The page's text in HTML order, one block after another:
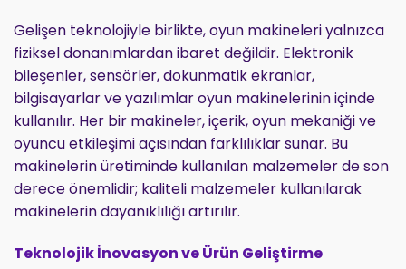
Gelişen teknolojiyle birlikte, oyun makineleri yalnızca
fiziksel donanımlardan ibaret değildir. Elektronik
bileşenler, sensörler, dokunmatik ekranlar,
bilgisayarlar ve yazılımlar oyun makinelerinin içinde
kullanılır. Her bir makineler, içerik, oyun mekaniği ve
oyuncu etkileşimi açısından farklılıklar sunar. Bu
makinelerin üretiminde kullanılan malzemeler de son
derece önemlidir; kaliteli malzemeler kullanılarak
makinelerin dayanıklılığı artırılır.
Teknolojik İnovasyon ve Ürün Geliştirme